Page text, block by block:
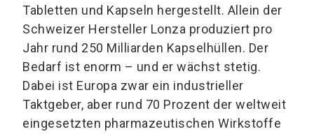
Tabletten und Kapseln hergestellt. Allein der
Schweizer Hersteller Lonza produziert pro
Jahr rund 250 Milliarden Kapselhüllen. Der
Bedarf ist enorm – und er wächst stetig.
Dabei ist Europa zwar ein industrieller
Taktgeber, aber rund 70 Prozent der weltweit
eingesetzten pharmazeutischen Wirkstoffe